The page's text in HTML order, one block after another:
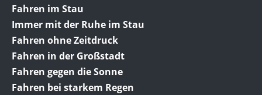
Fahren im Stau
Immer mit der Ruhe im Stau
Fahren ohne Zeitdruck
Fahren in der Großstadt
Fahren gegen die Sonne
Fahren bei starkem Regen